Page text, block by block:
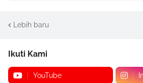
Lebih baru
Ikuti Kami
YouTube